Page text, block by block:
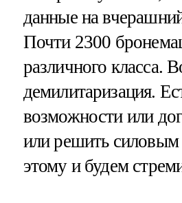
данные на
Почти 2300
различного класса.
демилитаризация.
возможности или
или решить
этому и будем